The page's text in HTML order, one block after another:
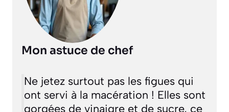
Mon astuce de chef
Ne jetez surtout pas les figues qui
ont servi à la macération ! Elles sont
gorgées de vinaigre et de sucre, ce